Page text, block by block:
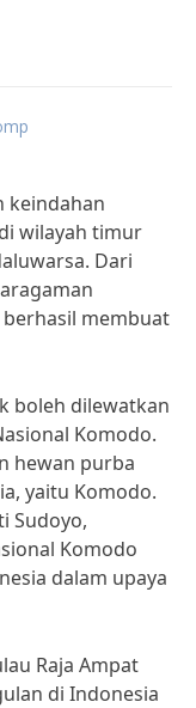
keindahan
wilayah timur
Dari
membuat
boleh dilewatkan
Komodo.
hewan purba
yaitu Komodo.
Sudoyo,
Komodo
dalam upaya
Raja Ampat
di Indonesia